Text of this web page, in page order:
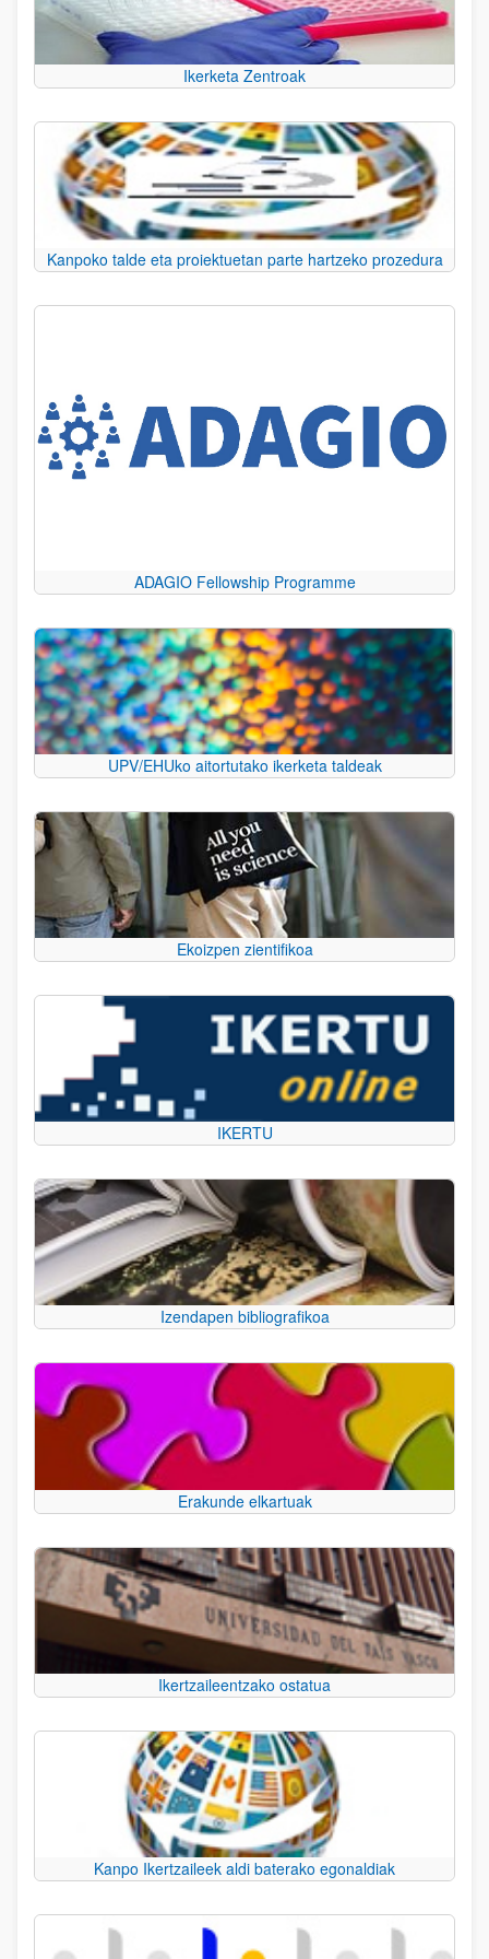
Ikerketa Zentroak
Kanpoko talde eta proiektuetan parte hartzeko prozedura
ADAGIO Fellowship Programme
UPV/EHUko aitortutako ikerketa taldeak
Ekoizpen zientifikoa
IKERTU
Izendapen bibliografikoa
Erakunde elkartuak
Ikertzaileentzako ostatua
Kanpo Ikertzaileek aldi baterako egonaldiak